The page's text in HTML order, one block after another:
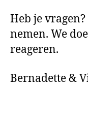
Heb je
nemen. We
reageren.
Bernadette &